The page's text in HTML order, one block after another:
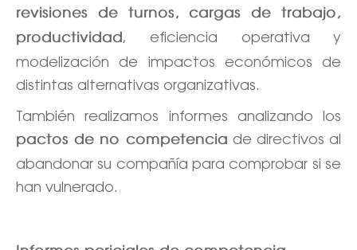
revisiones de turnos, cargas de trabajo,
productividad , eficiencia operativa y
modelización de impactos económicos de
distintas alternativas organizativas.
También realizamos informes analizando los
pactos de no competencia de directivos al
abandonar su compañía para comprobar si se
han vulnerado.